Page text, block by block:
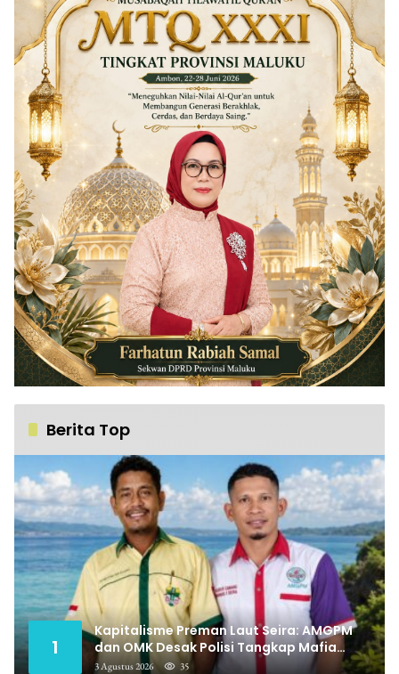
Berita Top
1
Kapitalisme Preman Laut Seira: AMGPM
dan OMK Desak Polisi Tangkap Mafia
Pungli
3 Agustus 2026 35